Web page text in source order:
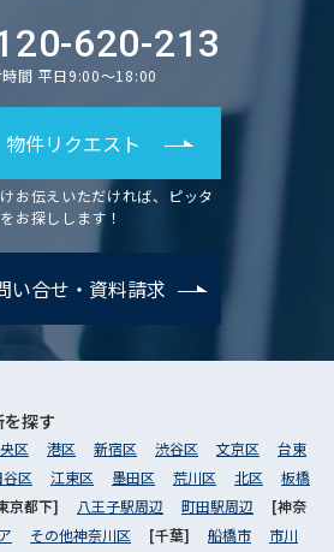
620-213
時間 平日9:00～18:00
物件リクエスト
お伝えいただければ、ピッタ
お探しします！
い合せ・資料請求
探す
区 港区 新宿区 渋谷区 文京区
台東
区 江東区 墨田区 荒川区 北区
板橋
京都下] 八王子駅周辺 町田駅周辺
[神奈
その他神奈川区 [千葉] 船橋市
市川